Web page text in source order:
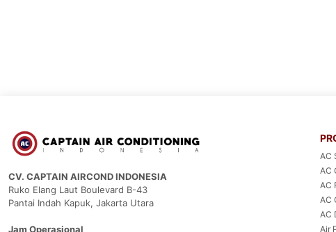
CV. CAPTAIN AIRCOND INDONESIA
Ruko Elang Laut Boulevard B-43
Pantai Indah Kapuk, Jakarta Utara
Jam Operasional
AC
AC
AC
AC
AC
Air